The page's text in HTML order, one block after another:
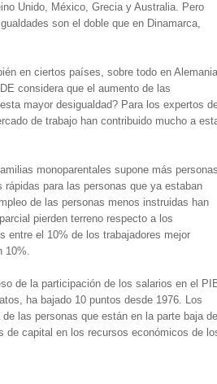
Unido, México, Grecia y Australia. Pero
son el doble que en Dinamarca,
en ciertos países, sobre todo en
considera que el aumento de las
mayor desigualdad? Para los expertos
de trabajo han contribuido mucho a
monoparentales supone más personas
para las personas que ya estaban
de las personas menos instruidas han
pierden terreno respecto a los
entre el 10% de los trabajadores mejor
10%.
de la participación de los salarios en el
ha bajado 10 puntos desde 1976. Los
las personas que están en la parte baja de
de capital en los recursos económicos de